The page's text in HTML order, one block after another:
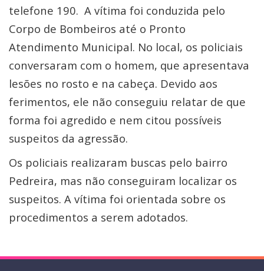
telefone 190. A vítima foi conduzida pelo
Corpo de Bombeiros até o Pronto
Atendimento Municipal. No local, os policiais
conversaram com o homem, que apresentava
lesões no rosto e na cabeça. Devido aos
ferimentos, ele não conseguiu relatar de que
forma foi agredido e nem citou possíveis
suspeitos da agressão.
Os policiais realizaram buscas pelo bairro
Pedreira, mas não conseguiram localizar os
suspeitos. A vítima foi orientada sobre os
procedimentos a serem adotados.